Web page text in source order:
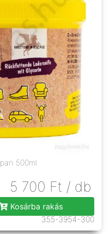
B&E glicerines nyeregszappan 500ml
5 700 Ft / db
Kosárba rakás
355-3954-300